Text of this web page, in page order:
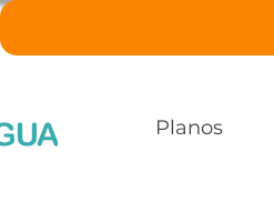
Planos